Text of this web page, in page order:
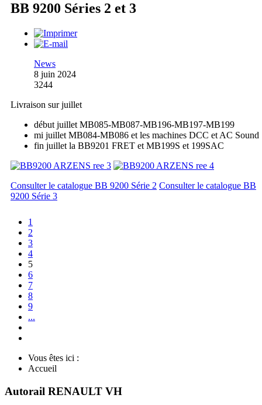
BB 9200 Séries 2 et 3
News
8 juin 2024
3244
Livraison sur juillet
début juillet MB085-MB087-MB196-MB197-MB199
mi juillet MB084-MB086 et les machines DCC et AC Sound
fin juillet la BB9201 FRET et MB199S et 199SAC
Consulter le catalogue BB 9200 Série 2 Consulter le catalogue BB
9200 Série 3
1
2
3
4
5
6
7
8
9
...
Vous êtes ici :
Accueil
Autorail RENAULT VH